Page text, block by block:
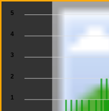
1
2
3
4
5